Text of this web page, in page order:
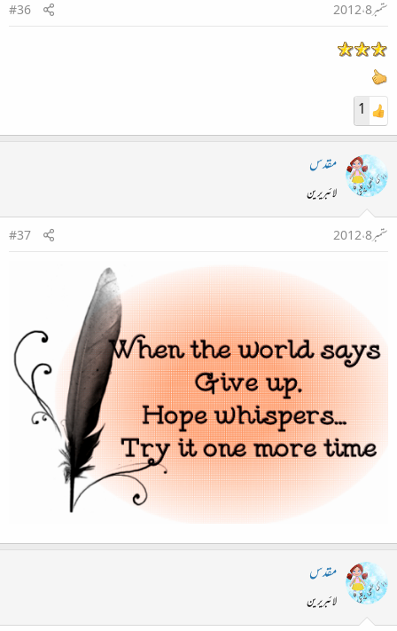
ستمبر 8، 2012
#36
1
مقدس
لائبریرین
ستمبر 8، 2012
#37
مقدس
لائبریرین